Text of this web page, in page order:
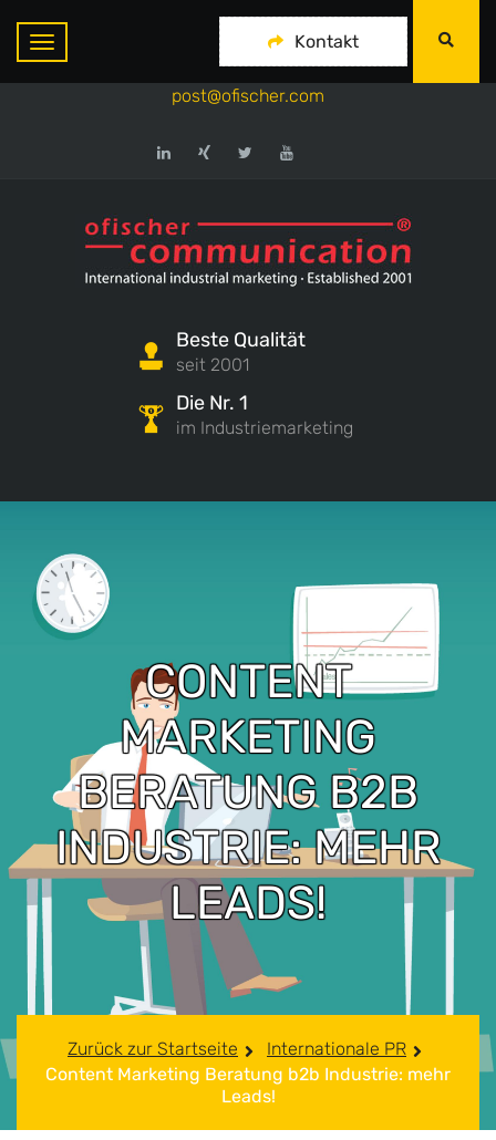
ofischer communication
+49-175-718 444 1
post@ofischer.com
Beste Qualität
seit 2001
Die Nr. 1
im Industriemarketing
Kontakt
CONTENT
MARKETING
BERATUNG B2B
INDUSTRIE: MEHR
LEADS!
Zurück zur Startseite
Internationale PR
Content Marketing Beratung b2b Industrie: mehr
Leads!